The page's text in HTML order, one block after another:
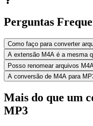
Perguntas
Como faço para converter
A extensão M4A é a mesma
Posso renomear arquivos
A conversão de M4A para
Mais do que um
MP3